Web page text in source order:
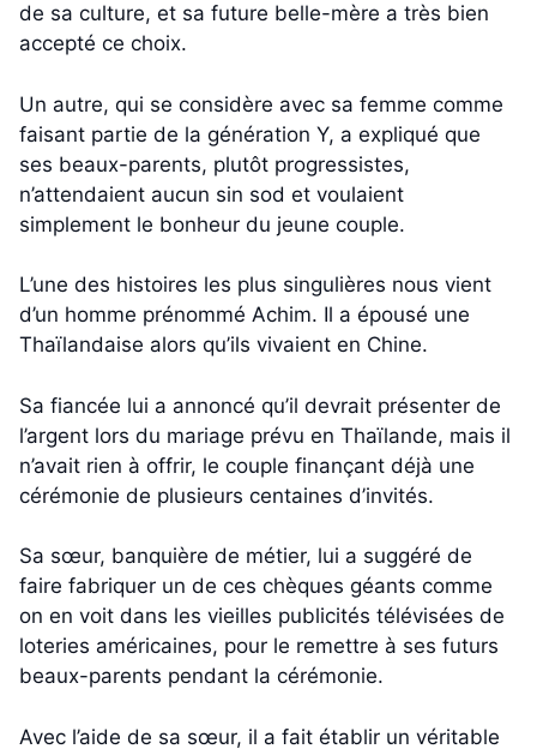
de sa culture, et sa future belle-mère a très bien
accepté ce choix.
Un autre, qui se considère avec sa femme comme
faisant partie de la génération Y, a expliqué que
ses beaux-parents, plutôt progressistes,
n’attendaient aucun sin sod et voulaient
simplement le bonheur du jeune couple.
L’une des histoires les plus singulières nous vient
d’un homme prénommé Achim. Il a épousé une
Thaïlandaise alors qu’ils vivaient en Chine.
Sa fiancée lui a annoncé qu’il devrait présenter de
l’argent lors du mariage prévu en Thaïlande, mais il
n’avait rien à offrir, le couple finançant déjà une
cérémonie de plusieurs centaines d’invités.
Sa sœur, banquière de métier, lui a suggéré de
faire fabriquer un de ces chèques géants comme
on en voit dans les vieilles publicités télévisées de
loteries américaines, pour le remettre à ses futurs
beaux-parents pendant la cérémonie.
Avec l’aide de sa sœur, il a fait établir un véritable